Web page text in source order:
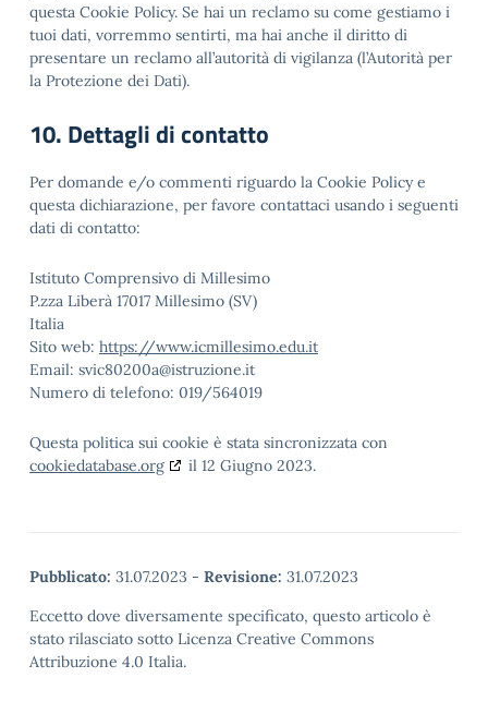
questa Cookie Policy. Se hai un reclamo su come gestiamo i
tuoi dati, vorremmo sentirti, ma hai anche il diritto di
presentare un reclamo all’autorità di vigilanza (l’Autorità per
la Protezione dei Dati).
10. Dettagli di contatto
Per domande e/o commenti riguardo la Cookie Policy e
questa dichiarazione, per favore contattaci usando i seguenti
dati di contatto:
Istituto Comprensivo di Millesimo
P.zza Liberà 17017 Millesimo (SV)
Italia
Sito web: https://www.icmillesimo.edu.it
Email: svic80200a@istruzione.it
Numero di telefono: 019/564019
Questa politica sui cookie è stata sincronizzata con
cookiedatabase.org
il 12 Giugno 2023.
Pubblicato: 31.07.2023 - Revisione: 31.07.2023
Eccetto dove diversamente specificato, questo articolo è
stato rilasciato sotto Licenza Creative Commons
Attribuzione 4.0 Italia.